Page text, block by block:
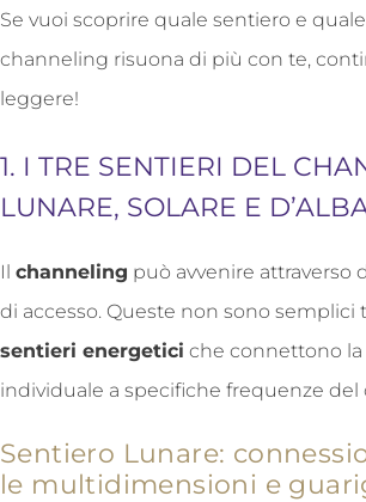
Se vuoi scoprire quale sentiero e
channeling risuona di più con te,
leggere!
1. I TRE SENTIERI DEL
LUNARE, SOLARE E
Il channeling può avvenire attraverso
di accesso. Queste non sono semplici
sentieri energetici che connettono la
individuale a specifiche frequenze del
Sentiero Lunare:
le multidimensioni e